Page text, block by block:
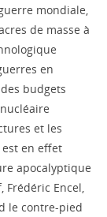
mondiale,
de masse à
en
budgets
et les
en effet
apocalyptique
Frédéric Encel,
le contre-pied